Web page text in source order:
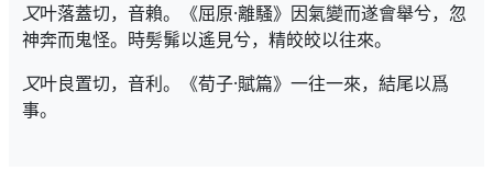
又叶落蓋切，音賴。《屈原·離騷》因氣變而遂會舉兮，忽
神奔而鬼怪。時髣髴以遙見兮，精皎皎以往來。
又叶良置切，音利。《荀子·賦篇》一往一來，結尾以爲
事。